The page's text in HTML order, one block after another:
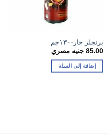
برنجلز حار-١٣٠جم
85.00جنيه مصري
إضافة إلى السلة